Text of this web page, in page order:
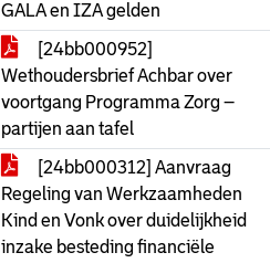
GALA en IZA gelden
[24bb000952]
Wethoudersbrief Achbar over
voortgang Programma Zorg –
partijen aan tafel
[24bb000312] Aanvraag
Regeling van Werkzaamheden
Kind en Vonk over duidelijkheid
inzake besteding financiële